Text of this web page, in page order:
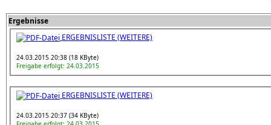
Ergebnisse
ERGEBNISLISTE (WEITERE)
24.03.2015 20:38 (18 KByte)
Freigabe erfolgt: 24.03.2015
ERGEBNISLISTE (WEITERE)
24.03.2015 20:37 (34 KByte)